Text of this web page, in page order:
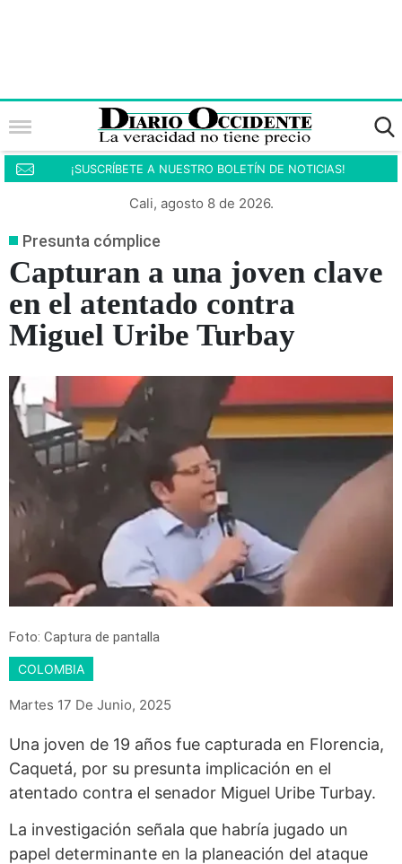
¡SUSCRÍBETE A NUESTRO BOLETÍN DE NOTICIAS!
Cali, agosto 8 de 2026.
Presunta cómplice
Capturan a una joven clave
en el atentado contra
Miguel Uribe Turbay
Foto: Captura de pantalla
COLOMBIA
Martes 17 De Junio, 2025
Una joven de 19 años fue capturada en Florencia,
Caquetá, por su presunta implicación en el
atentado contra el senador Miguel Uribe Turbay.
La investigación señala que habría jugado un
papel determinante en la planeación del ataque